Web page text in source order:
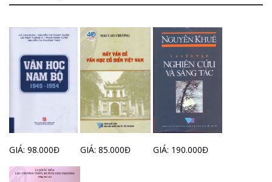
GIÁ: 98.000Đ GIÁ: 85.000Đ GIÁ: 190.000Đ